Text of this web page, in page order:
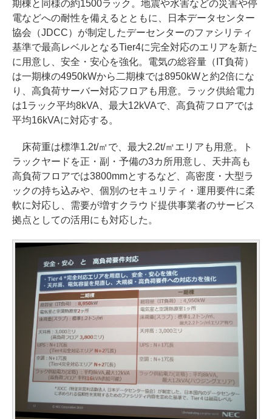
期棟と同様の約1500ラック。地震や水害などの災害や停
電などへの耐性を備えるとともに、日本データセンター
協会（JDCC）が制定したデーセンターのファシリティ
基準で最高レベルとなるTier4に完全対応のエリアを新た
に用意し、安全・安心を強化。電気の総容量（IT負荷）
は一期棟の4950kWから二期棟では8950kWと約2倍にな
り、高負荷サーバー対応フロアも用意。ラック供給電力
は1ラック平均8kVA、最大12kVAで、高負荷フロアでは
平均16kVAに対応する。
床荷重は標準1.2t/㎡で、最大2.2t/㎡エリアも用意。ト
ラックヤードを正・副・予備の3カ所用意し、天井高も
高負荷フロアでは3800mmとするなど、高密度・大型ラ
ックの持ち込みや、個別のセキュリティ・運用要件に柔
軟に対応し、需要が増すクラウド提供事業者のサービス
拠点としての活用にも対応した。